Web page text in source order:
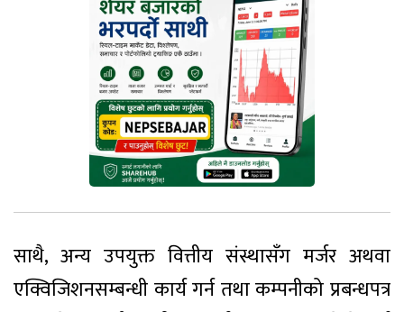
साथै, अन्य उपयुक्त वित्तीय संस्थासँग मर्जर अथवा
एक्विजिशनसम्बन्धी कार्य गर्न तथा कम्पनीको प्रबन्धपत्र